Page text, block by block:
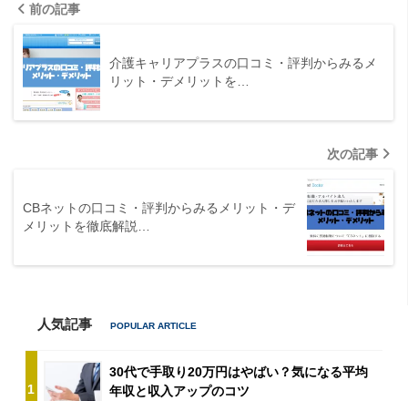
前の記事
介護キャリアプラスの口コミ・評判からみるメ
リット・デメリットを…
次の記事
CBネットの口コミ・評判からみるメリット・デ
メリットを徹底解説…
人気記事
1
30代で手取り20万円はやばい？気になる平均
年収と収入アップのコツ